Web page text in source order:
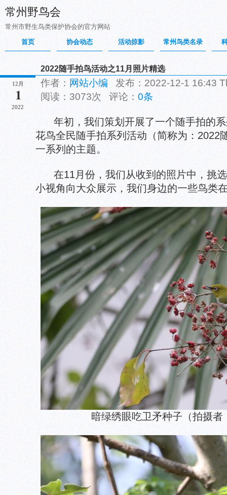
常州野鸟会
常州市野生鸟类保护协会的官方网站
首页
协会动态 活动掠影 常州鸟类名录
12月
1
2022
2022随手拍鸟活动之11月照片精选
作者： 网站小编 发布：2022-12-1 16:43
阅读：3073次 评论： 0条
年初，我们策划开展了一个随手拍的
花鸟全民随手拍系列活动（简称为：2022
一系列的主题。
在11月份，我们从收到的照片中，挑选
小视角向大众展示，我们身边的一些鸟类
暗绿绣眼吃卫矛种子（拍摄者